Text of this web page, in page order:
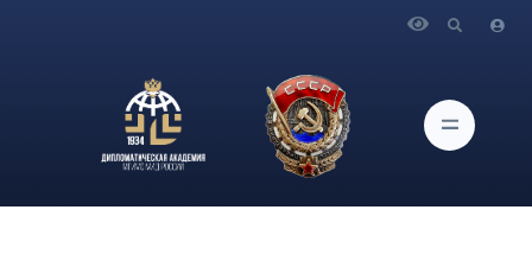
проходил ежегодный Форсайт-форум «Неделя твоей